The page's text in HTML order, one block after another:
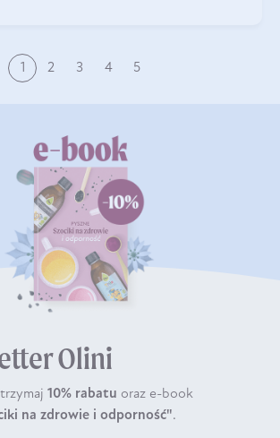
1 2 3 4 5
Olini
10% rabatu oraz e-book
na zdrowie i odporność".